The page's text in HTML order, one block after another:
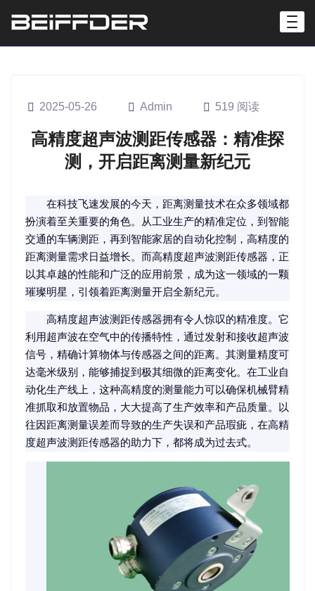
2025-05-26 Admin 519 阅读
高精度超声波测距传感器：精准探
测，开启距离测量新纪元
在科技飞速发展的今天，距离测量技术在众多领域都
扮演着至关重要的角色。从工业生产的精准定位，到智能
交通的车辆测距，再到智能家居的自动化控制，高精度的
距离测量需求日益增长。而高精度超声波测距传感器，正
以其卓越的性能和广泛的应用前景，成为这一领域的一颗
璀璨明星，引领着距离测量开启全新纪元。
高精度超声波测距传感器拥有令人惊叹的精准度。它
利用超声波在空气中的传播特性，通过发射和接收超声波
信号，精确计算物体与传感器之间的距离。其测量精度可
达毫米级别，能够捕捉到极其细微的距离变化。在工业自
动化生产线上，这种高精度的测量能力可以确保机械臂精
准抓取和放置物品，大大提高了生产效率和产品质量。以
往因距离测量误差而导致的生产失误和产品瑕疵，在高精
度超声波测距传感器的助力下，都将成为过去式。